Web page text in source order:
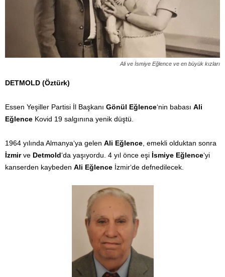
Ali ve İsmiye Eğlence ve en büyük kızları
DETMOLD (Öztürk)
Essen Yeşiller Partisi İl Başkanı Gönül Eğlence‘nin babası Ali
Eğlence Kovid 19 salgınına yenik düştü.
1964 yılında Almanya‘ya gelen Ali Eğlence , emekli olduktan sonra
İzmirve Detmold‘da yaşıyordu. 4 yıl önce eşi İsmiye Eğlence‘yi
kanserden kaybeden Ali Eğlence İzmir‘de defnedilecek.